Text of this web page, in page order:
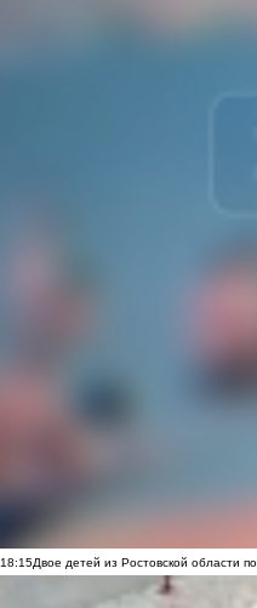
18:15Двое детей из Ростовской области